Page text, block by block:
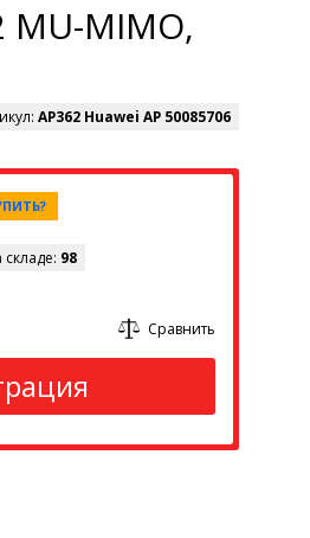
MU-MIMO,
AP362 Huawei AP 50085706
складе: 98
Сравнить